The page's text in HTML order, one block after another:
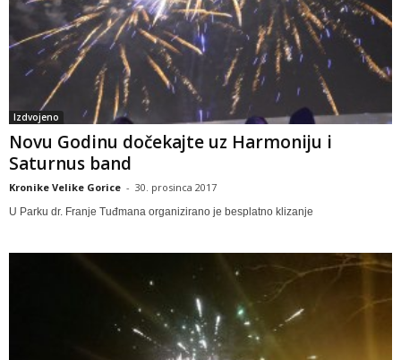
Izdvojeno
Novu Godinu dočekajte uz Harmoniju i
Saturnus band
Kronike Velike Gorice - 30. prosinca 2017
U Parku dr. Franje Tuđmana organizirano je besplatno klizanje